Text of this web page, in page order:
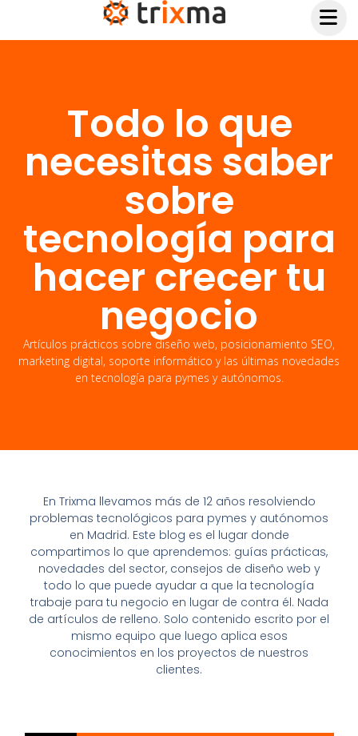
Todo lo que
necesitas saber
sobre
tecnología para
hacer crecer tu
negocio
Artículos prácticos sobre diseño web, posicionamiento SEO,
marketing digital, soporte informático y las últimas novedades
en tecnología para pymes y autónomos.
En Trixma llevamos más de 12 años resolviendo
problemas tecnológicos para pymes y autónomos
en Madrid. Este blog es el lugar donde
compartimos lo que aprendemos: guías prácticas,
novedades del sector, consejos de diseño web y
todo lo que puede ayudar a que la tecnología
trabaje para tu negocio en lugar de contra él. Nada
de artículos de relleno. Solo contenido escrito por el
mismo equipo que luego aplica esos
conocimientos en los proyectos de nuestros
clientes.